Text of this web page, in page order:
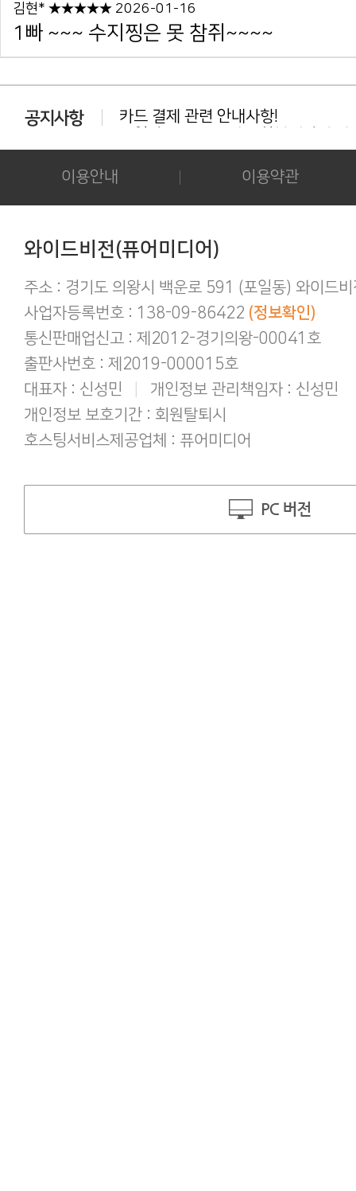
김현* ★★★★★ 2026-01-16
1빠 ~~~ 수지찡은 못 참쥐~~~~
동일상품 중복 구매는 환불대상이 아
카드결제 결제 중 '세션만료' 문구 노
후기 작성시 화보의 사진을 공개하시
아이폰/아이패드 등 애플기기 화보집
결제후 다운로드 가능기간은 3일간
간편하게 결제하기!
구매 후 후기작성 방법!
이용안내 이용약관
와이드비전(퓨어미디어)
주소 : 경기도 의왕시 백운로 591 (포일동) 와이드비
사업자등록번호 : 138-09-86422 (정보확인)
통신판매업신고 : 제2012-경기의왕-00041호
출판사번호 : 제2019-000015호
대표자 : 신성민
개인정보 관리책임자 : 신성민
개인정보 보호기간 : 회원탈퇴시
호스팅서비스제공업체 : 퓨어미디어